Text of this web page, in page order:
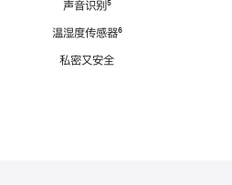
声音识别脚
⁵
温湿度传感器脚
⁶
私密又安全